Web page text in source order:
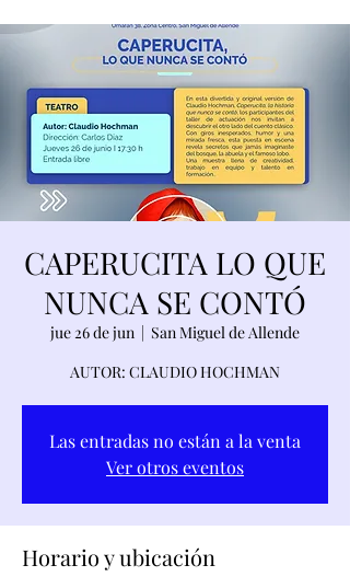
CAPERUCITA LO QUE
NUNCA SE CONTÓ
jue 26 de jun
  |
San Miguel de Allende
AUTOR: CLAUDIO HOCHMAN
Las entradas no están a la venta
Ver otros eventos
Horario y ubicación